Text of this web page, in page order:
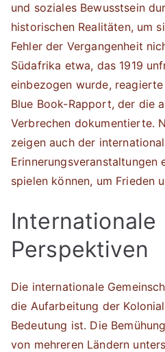
und soziales Bewusstsein
historischen Realitäten, um
Fehler der Vergangenheit
Südafrika etwa, das 1919
einbezogen wurde,
Blue Book-Rapport, der die
Verbrechen dokumentierte.
zeigen auch der
Erinnerungsveranstaltungen
spielen können, um Frieden
Internationale
Perspektiven
Die internationale
die Aufarbeitung der
Bedeutung ist. Die
von mehreren Ländern